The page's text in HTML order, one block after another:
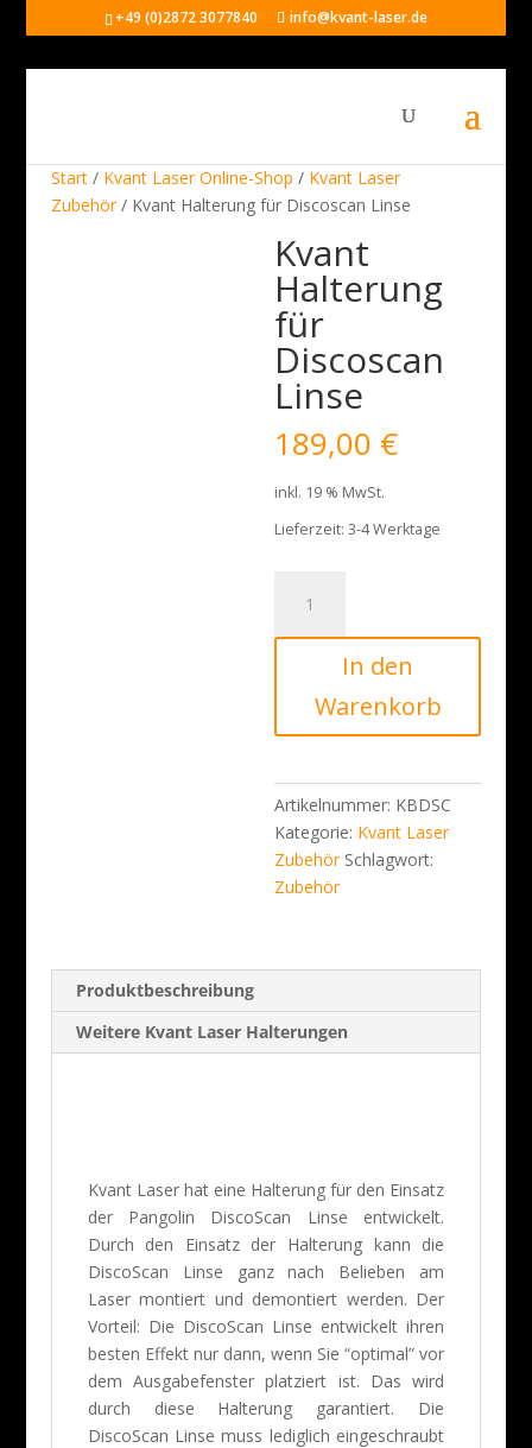
+49 (0)2872 3077840 info@kvant-laser.de
Start/ Kvant Laser Online-Shop / Kvant Laser
Zubehör/ Kvant Halterung für Discoscan Linse
Kvant
Halterung
für
Discoscan
Linse
189,00 €
inkl. 19 % MwSt.
Lieferzeit:3-4 Werktage
Halterung
für
Discoscan
Menge
In den
Warenkorb
Artikelnummer: KBDSC
Kategorie: Kvant Laser
Zubehör Schlagwort:
Zubehör
Produktbeschreibung
Weitere Kvant Laser Halterungen
Kvant Laser hat eine Halterung für den Einsatz
der Pangolin DiscoScan Linse entwickelt.
Durch den Einsatz der Halterung kann die
DiscoScan Linse ganz nach Belieben am
Laser montiert und demontiert werden. Der
Vorteil: Die DiscoScan Linse entwickelt ihren
besten Effekt nur dann, wenn Sie “optimal” vor
dem Ausgabefenster platziert ist. Das wird
durch diese Halterung garantiert. Die
DiscoScan Linse muss lediglich eingeschraubt